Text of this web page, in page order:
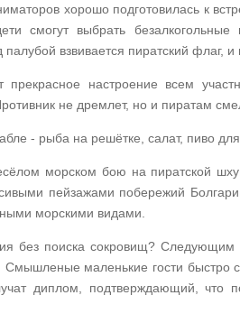
хорошо подготовилась к
смогут выбрать
взвивается пиратский флаг,
прекрасное настроение всем
не дремлет, но и пиратам
- рыба на решётке, салат, пиво для
морском бою на пиратской
пейзажами побережий
морскими видами.
без поиска сокровищ?
Смышленые маленькие гости быстро
диплом, подтверждающий, что